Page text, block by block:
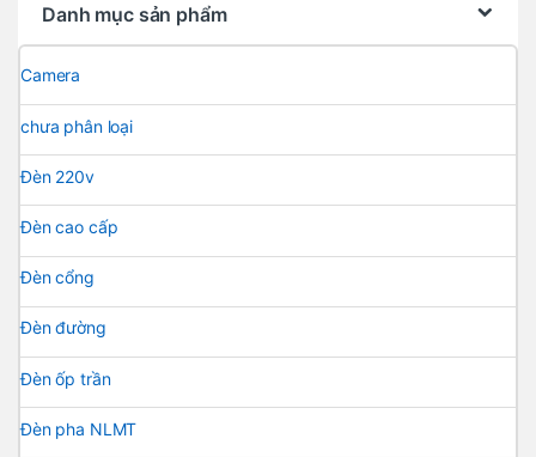
Danh mục sản phẩm
Camera
chưa phân loại
Đèn 220v
Đèn cao cấp
Đèn cổng
Đèn đường
Đèn ốp trần
Đèn pha NLMT